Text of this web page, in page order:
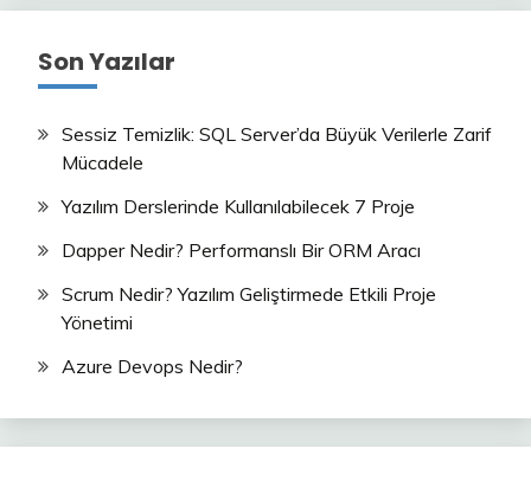
Son Yazılar
Sessiz Temizlik: SQL Server’da Büyük Verilerle Zarif
Mücadele
Yazılım Derslerinde Kullanılabilecek 7 Proje
Dapper Nedir? Performanslı Bir ORM Aracı
Scrum Nedir? Yazılım Geliştirmede Etkili Proje
Yönetimi
Azure Devops Nedir?